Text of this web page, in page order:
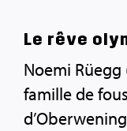
Le rêve
Noemi Rüegg
famille de